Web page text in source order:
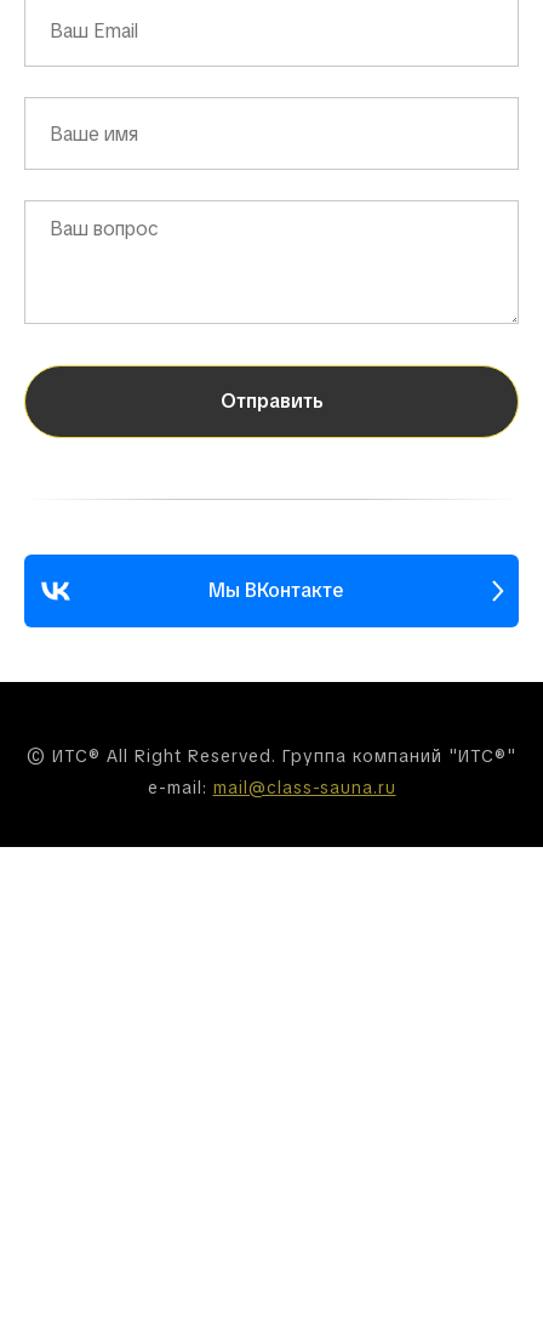
Отправить
Мы ВКонтакте
© ИТС® All Right Reserved. Группа компаний "ИТС®"
e-mail: mail@class-sauna.ru